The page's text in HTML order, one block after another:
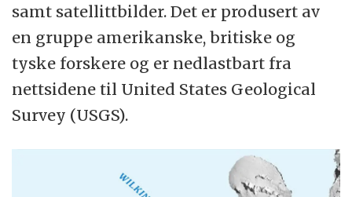
samt satellittbilder. Det er produsert av
en gruppe amerikanske, britiske og
tyske forskere og er nedlastbart fra
nettsidene til United States Geological
Survey (USGS).